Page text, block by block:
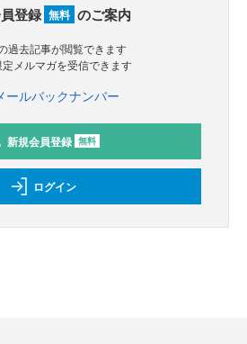
登録 無料 のご案内
過去記事が閲覧できます
定メルマガを受信できます
ールバックナンバー
新規会員登録 無料
ログイン